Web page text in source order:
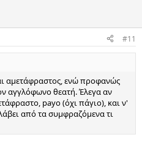
#11
αμετάφραστος, ενώ προφανώς
αγγλόφωνο θεατή. Έλεγα αν
payo (όχι πάγιο), και ν'
από τα συμφραζόμενα τι